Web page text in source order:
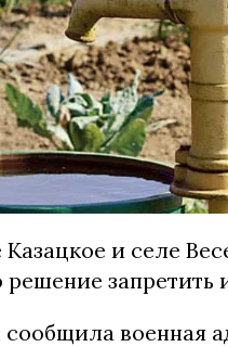
Казацкое и селе
решение запретить
сообщила военная